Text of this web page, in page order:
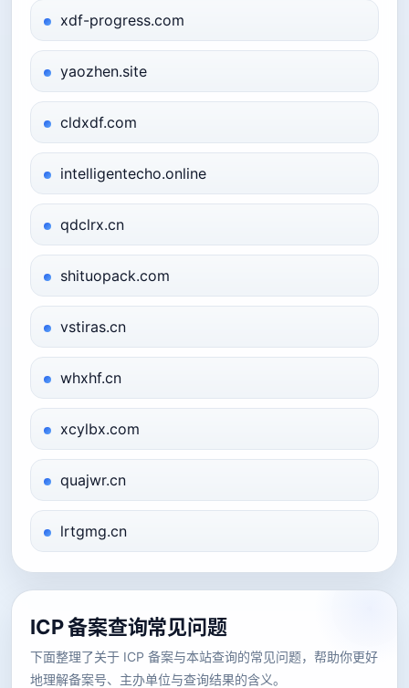
xdf-progress.com
yaozhen.site
cldxdf.com
intelligentecho.online
qdclrx.cn
shituopack.com
vstiras.cn
whxhf.cn
xcylbx.com
quajwr.cn
lrtgmg.cn
ICP 备案查询常见问题
下面整理了关于 ICP 备案与本站查询的常见问题，帮助你更好
地理解备案号、主办单位与查询结果的含义。